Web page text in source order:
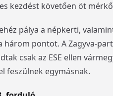
kezdést követően öt
pálya a népkerti,
pontot. A Zagyva-
csak az ESE ellen
feszülnek egymásnak.